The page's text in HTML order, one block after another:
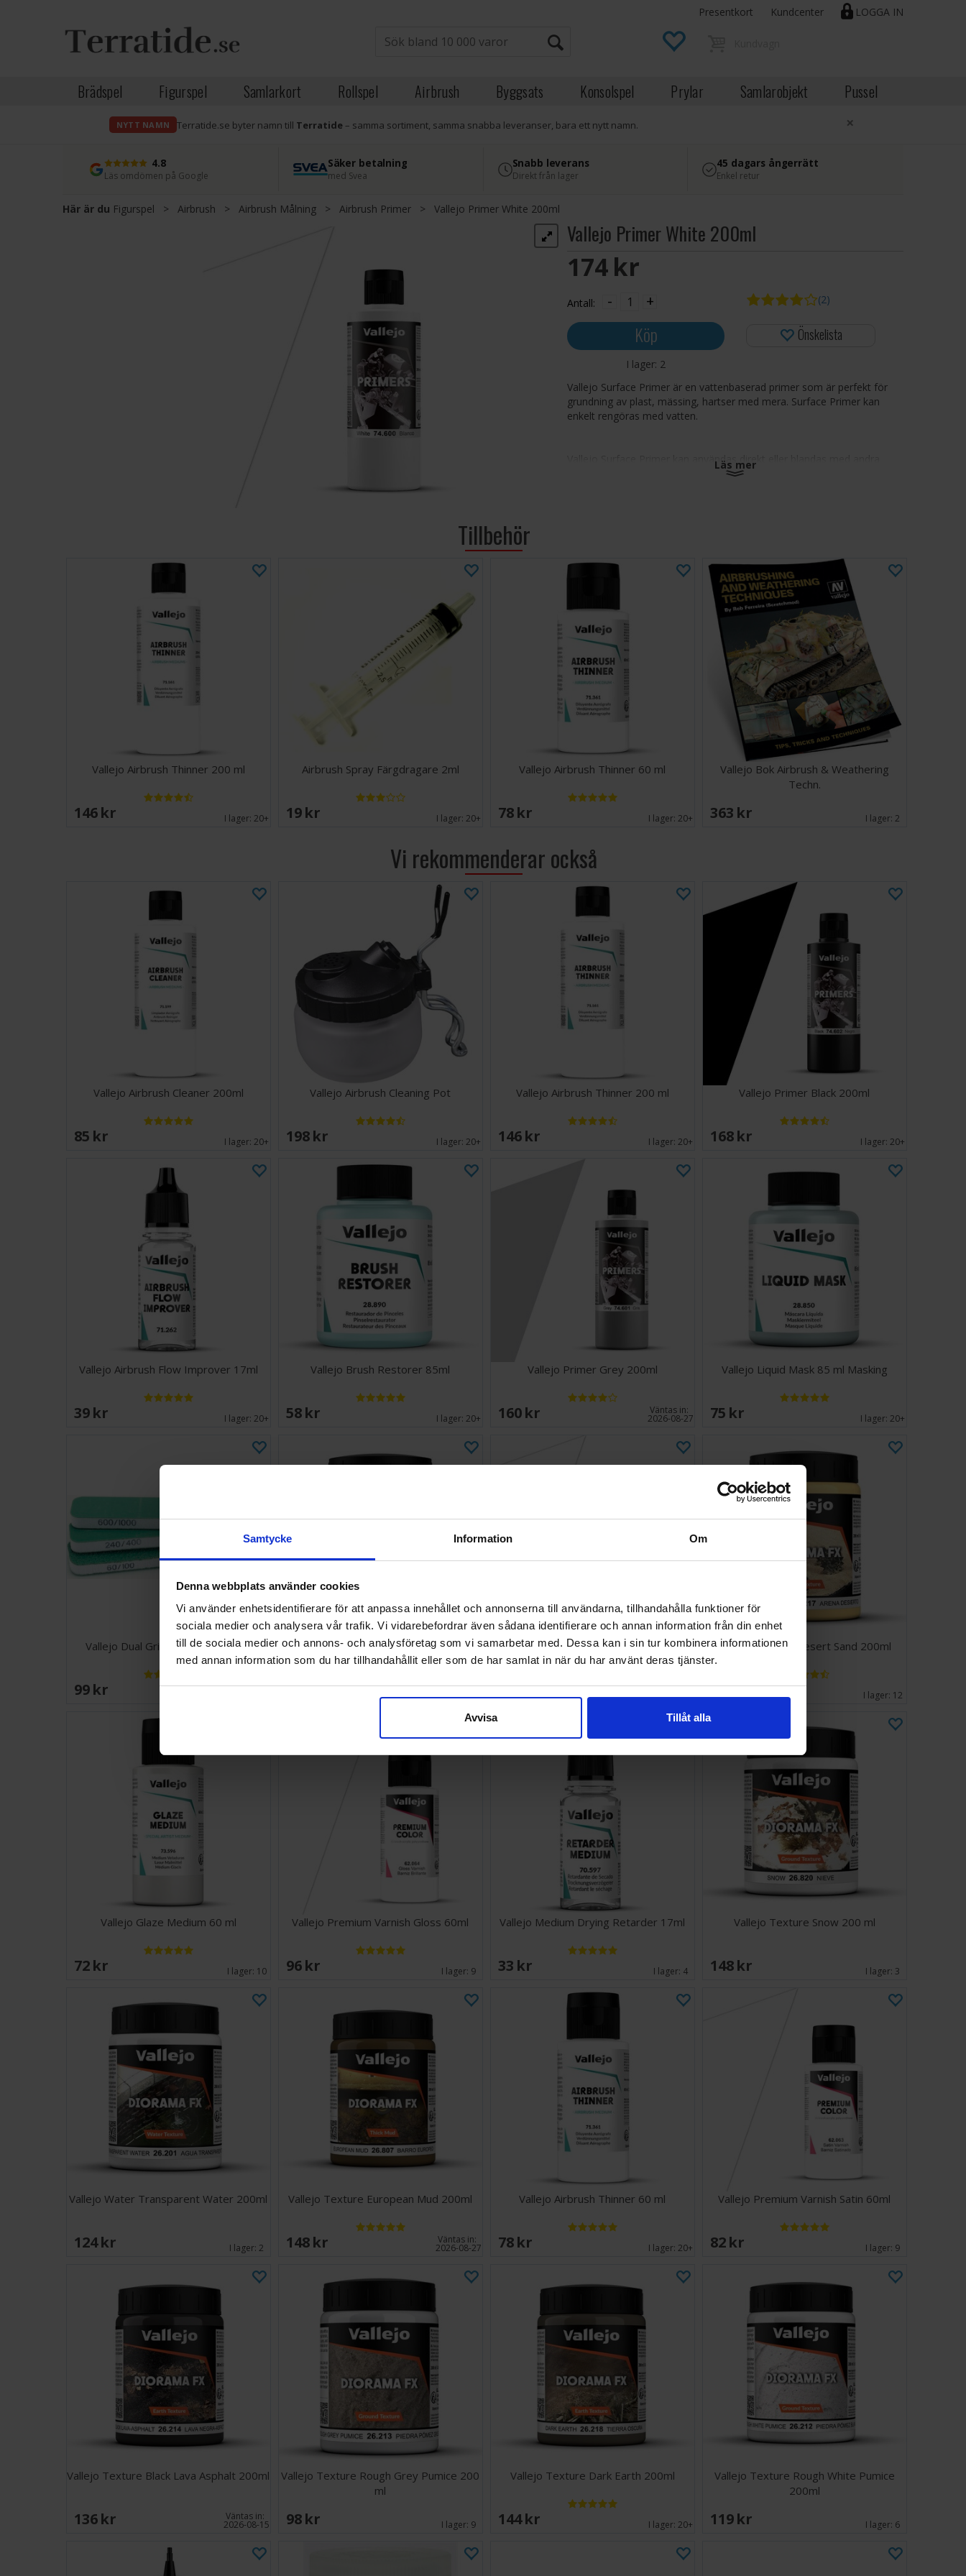
Samtycke Information Om
Denna webbplats använder cookies
Vi använder enhetsidentifierare för att anpassa innehållet och annonserna till användarna, tillhandahålla funktioner för
sociala medier och analysera vår trafik. Vi vidarebefordrar även sådana identifierare och annan information från din enhet
till de sociala medier och annons- och analysföretag som vi samarbetar med. Dessa kan i sin tur kombinera informationen
med annan information som du har tillhandahållit eller som de har samlat in när du har använt deras tjänster.
Avvisa Tillåt alla
LOGGA IN
Presentkort Kundcenter
Brädspel Figurspel Samlarkort Rollspel Airbrush Byggsats Konsolspel Prylar Samlarobjekt Pussel
NYTT NAMN Terratide.se byter namn till Terratide– samma sortiment, samma snabba leveranser, bara ett nytt namn. ×
4.8
Läs omdömen på Google
Säker betalning
med Svea
Snabb leverans
Direkt från lager
45 dagars ångerrätt
Enkel retur
Här är du Figurspel > Airbrush > Airbrush Målning > Airbrush Primer > Vallejo Primer White 200ml
Vallejo Primer White 200ml
174 SEK
Antall: - +
Köp
I lager: 2
(2)
Önskelista
Vallejo Surface Primer är en vattenbaserad primer som är perfekt för
grundning av plast, mässing, hartser med mera. Surface Primer kan
enkelt rengöras med vatten.
Vallejo Surface Primer kan användas direkt eller blandas med andra
tilläggsprodukter som lack, medium och så vidare. Det är inte
Läs mer
Tillbehör
Vallejo Airbrush Thinner 200 ml
146 SEK I lager:20+
Airbrush Spray Färgdragare 2ml
19 SEK I lager:20+
Vallejo Airbrush Thinner 60 ml
78 SEK I lager:20+
Vallejo Bok Airbrush & Weathering
Techn.
363 SEK I lager:2
Vi rekommenderar också
Vallejo Airbrush Cleaner 200ml
85 SEK I lager:20+
Vallejo Airbrush Cleaning Pot
198 SEK I lager:20+
Vallejo Airbrush Thinner 200 ml
146 SEK I lager:20+
Vallejo Primer Black 200ml
168 SEK I lager:20+
Vallejo Airbrush Flow Improver 17ml
39 SEK I lager:20+
Vallejo Brush Restorer 85ml
58 SEK I lager:20+
Vallejo Primer Grey 200ml
160 SEK Väntas in:
2026-08-27
Vallejo Liquid Mask 85 ml Masking
75 SEK I lager:20+
Vallejo Dual Grit Flexi Sanders 3st
99 SEK Väntas in:
Vallejo Texture Brown Earth 200ml
115 SEK I lager:5
Vallejo Premium Varnish Matt 60ml
71 SEK Väntas in:
2026-08-27
Vallejo Texture Desert Sand 200ml
124 SEK I lager: 12
Vallejo Glaze Medium 60 ml
72 SEK I lager: 10
Vallejo Premium Varnish Gloss 60ml
96 SEK I lager: 9
Vallejo Medium Drying Retarder 17ml
33 SEK I lager: 4
Vallejo Texture Snow 200 ml
148 SEK I lager: 3
Vallejo Water Transparent Water 200ml
124 SEK I lager:2
Vallejo Texture European Mud 200ml
148 SEK Väntas in:
2026-08-27
Vallejo Airbrush Thinner 60 ml
78 SEK I lager:20+
Vallejo Premium Varnish Satin 60ml
82 SEK I lager: 9
Vallejo Texture Black Lava Asphalt 200ml
136 SEK Väntas in:
2026-08-15
Vallejo Texture Rough Grey Pumice 200
ml
98 SEK I lager: 9
Vallejo Texture Dark Earth 200ml
144 SEK I lager:20+
Vallejo Texture Rough White Pumice
200ml
119 SEK I lager: 6